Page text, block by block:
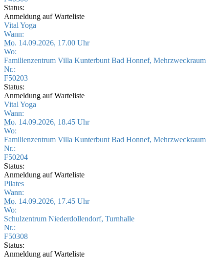
Status:
Anmeldung auf Warteliste
Vital Yoga
Wann:
Mo. 14.09.2026, 17.00 Uhr
Wo:
Familienzentrum Villa Kunterbunt Bad Honnef, Mehrzweckraum
Nr.:
F50203
Status:
Anmeldung auf Warteliste
Vital Yoga
Wann:
Mo. 14.09.2026, 18.45 Uhr
Wo:
Familienzentrum Villa Kunterbunt Bad Honnef, Mehrzweckraum
Nr.:
F50204
Status:
Anmeldung auf Warteliste
Pilates
Wann:
Mo. 14.09.2026, 17.45 Uhr
Wo:
Schulzentrum Niederdollendorf, Turnhalle
Nr.:
F50308
Status:
Anmeldung auf Warteliste